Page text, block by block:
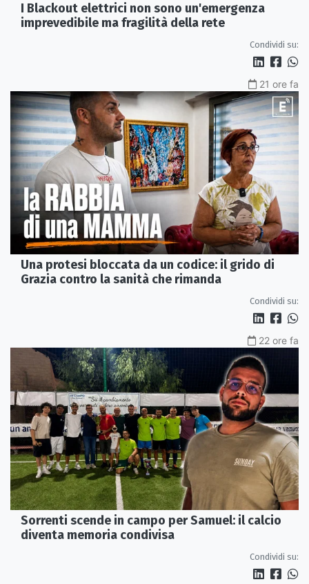
I Blackout elettrici non sono un'emergenza
imprevedibile ma fragilità della rete
Condividi su:
21 ore fa
Una protesi bloccata da un codice: il grido di
Grazia contro la sanità che rimanda
Condividi su:
22 ore fa
Sorrenti scende in campo per Samuel: il calcio
diventa memoria condivisa
Condividi su: